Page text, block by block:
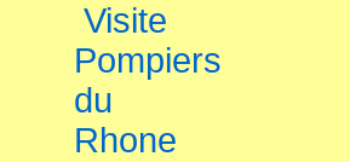
Visite
Pompiers
du
Rhone